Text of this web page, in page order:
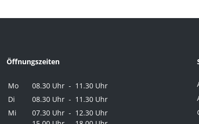
Öffnungszeiten
Mo
08.30 Uhr - 11.30 Uhr
Di
08.30 Uhr - 11.30 Uhr
Mi
07.30 Uhr - 12.30 Uhr